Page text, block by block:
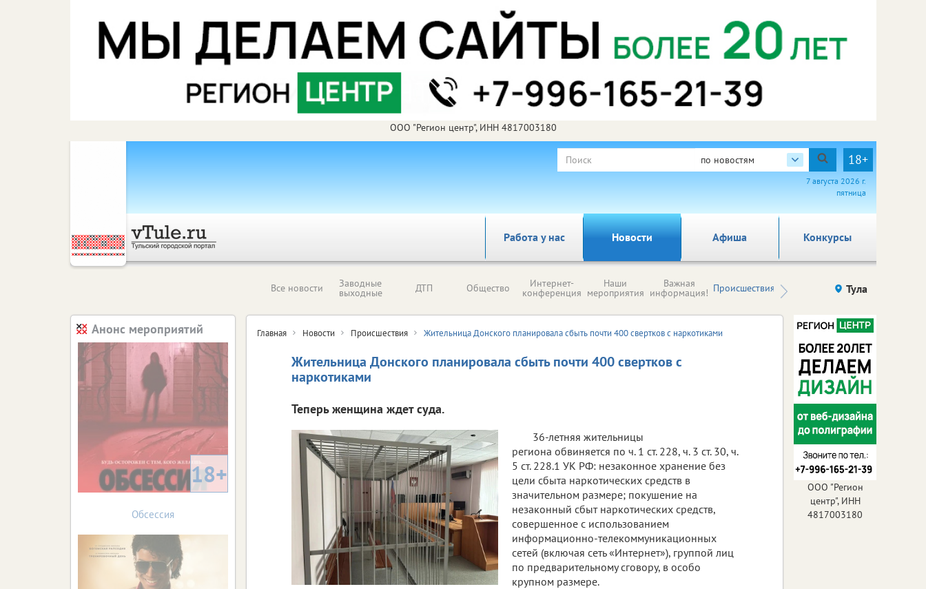
ООО "Регион центр", ИНН 4817003180
по новостям 18+
7 августа 2026 г.
пятница
Работа у нас Новости Афиша Конкурсы
Все новости Заводные
выходные ДТП Общество Интернет-
конференция
Наши
мероприятия
Важная
информация! Происшествия Здоровье компаний (на
Тула
Главная Новости Происшествия Жительница Донского планировала сбыть почти 400 свертков с наркотиками
Жительница Донского планировала сбыть почти 400 свертков с
наркотиками
Теперь женщина ждет суда.
36-летняя жительницы
региона обвиняется по ч. 1 ст. 228, ч. 3 ст. 30, ч.
5 ст. 228.1 УК РФ: незаконное хранение без
цели сбыта наркотических средств в
значительном размере; покушение на
незаконный сбыт наркотических средств,
совершенное с использованием
информационно-телекоммуникационных
сетей (включая сеть «Интернет»), группой лиц
по предварительному сговору, в особо
крупном размере.
Анонс мероприятий
18+
Обсессия
ООО "Регион
центр", ИНН
4817003180